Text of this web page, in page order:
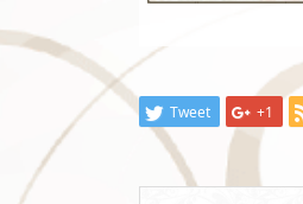
Tweet +1